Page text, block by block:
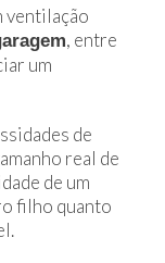
ventilação
, entre
um
de
real de
de um
filho quanto